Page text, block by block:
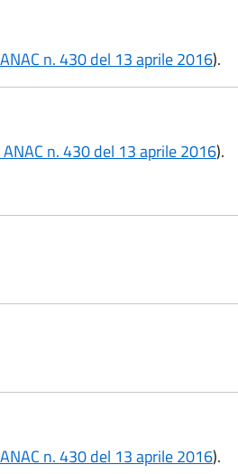
n. 430 del 13 aprile 2016).
n. 430 del 13 aprile 2016).
n. 430 del 13 aprile 2016).